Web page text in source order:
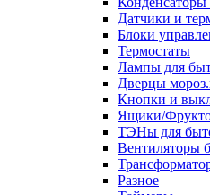
Датчики и
Блоки
Термостаты
Лампы для
Дверцы
Кнопки и
Ящики/
ТЭНы для
Вентиляторы
Разное